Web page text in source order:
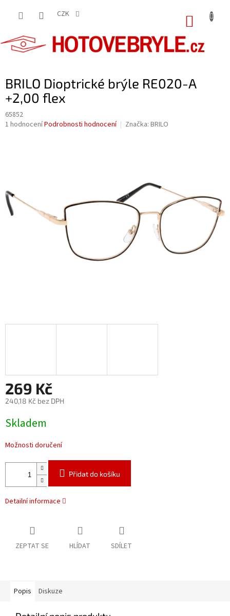
CZK
BRILO Dioptrické brýle RE020-A
+2,00 flex
65852
Průměrné
hvězdiček.
1 hodnoceníPodrobnosti hodnocení Značka: BRILO
269 Kč
240,18 Kč bez DPH
cena:
Skladem
Možnosti doručení
Přidat do košíku
Detailní informace
ZEPTAT SE HLÍDAT SDÍLET
Popis Diskuze